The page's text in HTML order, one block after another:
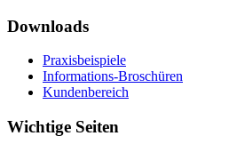
Downloads
Praxisbeispiele
Informations-Broschüren
Kundenbereich
Wichtige Seiten